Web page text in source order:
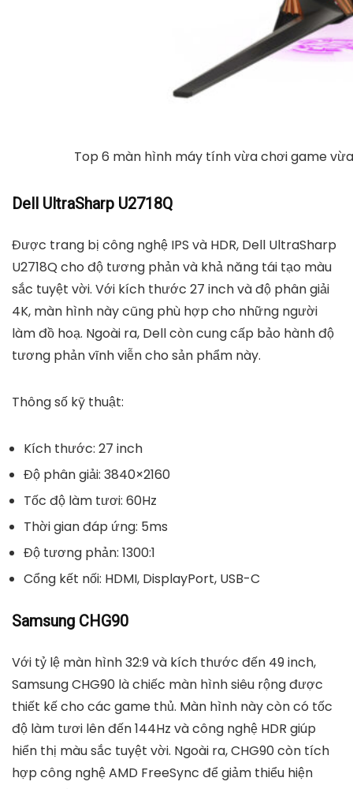
Top 6 màn hình máy tính vừa chơi game
Dell UltraSharp U2718Q
Được trang bị công nghệ IPS và HDR, Dell UltraSharp
U2718Q cho độ tương phản và khả năng tái tạo màu
sắc tuyệt vời. Với kích thước 27 inch và độ phân giải
4K, màn hình này cũng phù hợp cho những người
làm đồ hoạ. Ngoài ra, Dell còn cung cấp bảo hành độ
tương phản vĩnh viễn cho sản phẩm này.
Thông số kỹ thuật:
Kích thước: 27 inch
Độ phân giải: 3840×2160
Tốc độ làm tươi: 60Hz
Thời gian đáp ứng: 5ms
Độ tương phản: 1300:1
Cổng kết nối: HDMI, DisplayPort, USB-C
Samsung CHG90
Với tỷ lệ màn hình 32:9 và kích thước đến 49 inch,
Samsung CHG90 là chiếc màn hình siêu rộng được
thiết kế cho các game thủ. Màn hình này còn có tốc
độ làm tươi lên đến 144Hz và công nghệ HDR giúp
hiển thị màu sắc tuyệt vời. Ngoài ra, CHG90 còn tích
hợp công nghệ AMD FreeSync để giảm thiểu hiện